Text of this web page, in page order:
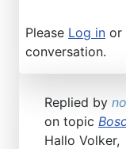
Please Log in or
conversation.
Replied by
on topic
Hallo Volker,